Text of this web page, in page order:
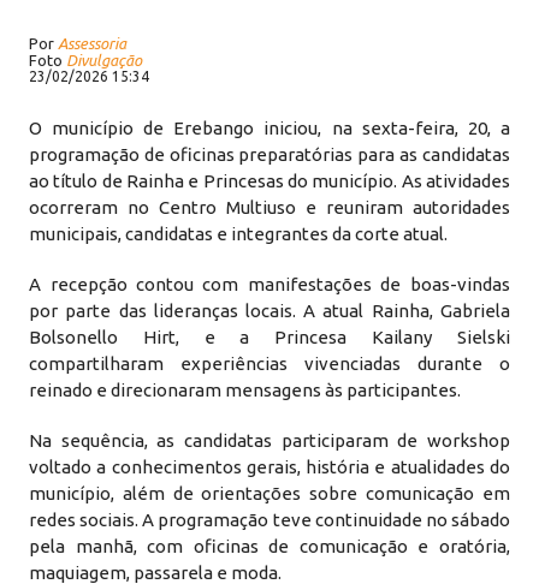
Por Assessoria
Foto Divulgação
23/02/2026 15:34
O município de Erebango iniciou, na sexta-feira, 20, a
programação de oficinas preparatórias para as candidatas
ao título de Rainha e Princesas do município. As atividades
ocorreram no Centro Multiuso e reuniram autoridades
municipais, candidatas e integrantes da corte atual.
A recepção contou com manifestações de boas-vindas
por parte das lideranças locais. A atual Rainha, Gabriela
Bolsonello Hirt, e a Princesa Kailany Sielski
compartilharam experiências vivenciadas durante o
reinado e direcionaram mensagens às participantes.
Na sequência, as candidatas participaram de workshop
voltado a conhecimentos gerais, história e atualidades do
município, além de orientações sobre comunicação em
redes sociais. A programação teve continuidade no sábado
pela manhã, com oficinas de comunicação e oratória,
maquiagem, passarela e moda.